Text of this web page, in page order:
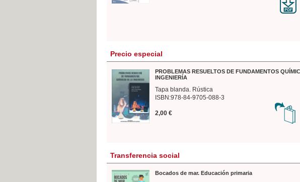
Precio especial
PROBLEMAS RESUELTOS DE FUNDAMENTOS
INGENIERÍA
Tapa blanda. Rústica
ISBN:978-84-9705-088-3
2,00 €
Transferencia social
Bocados de mar. Educación primaria